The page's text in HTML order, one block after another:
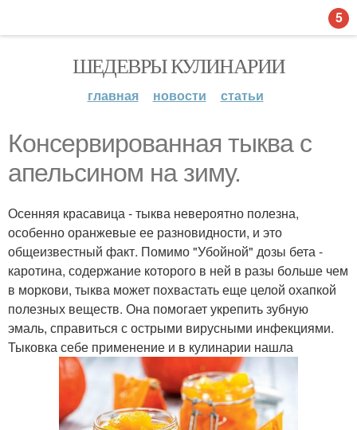
ШЕДЕВРЫ КУЛИНАРИИ
главная новости статьи
Консервированная тыква с
апельсином на зиму.
Осенняя красавица - тыква невероятно полезна,
особенно оранжевые ее разновидности, и это
общеизвестный факт. Помимо "Убойной" дозы бета -
каротина, содержание которого в ней в разы больше чем
в моркови, тыква может похвастать еще целой охапкой
полезных веществ. Она помогает укрепить зубную
эмаль, справиться с острыми вирусными инфекциями.
Тыковка себе применение и в кулинарии нашла
5